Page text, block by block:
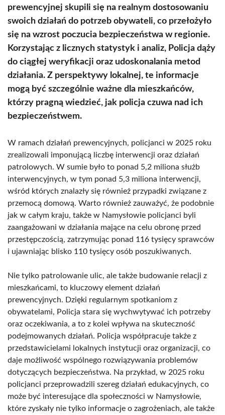
prewencyjnej skupili się na realnym dostosowaniu
swoich działań do potrzeb obywateli, co przełożyło
się na wzrost poczucia bezpieczeństwa w regionie.
Korzystając z licznych statystyk i analiz, Policja dąży
do ciągłej weryfikacji oraz udoskonalania metod
działania. Z perspektywy lokalnej, te informacje
mogą być szczególnie ważne dla mieszkańców,
którzy pragną wiedzieć, jak policja czuwa nad ich
bezpieczeństwem.
W ramach działań prewencyjnych, policjanci w 2025 roku
zrealizowali imponującą liczbę interwencji oraz działań
patrolowych. W sumie było to ponad 5,2 miliona służb
interwencyjnych, w tym ponad 5,3 miliona interwencji,
wśród których znalazły się również przypadki związane z
przemocą domową. Warto również zauważyć, że podobnie
jak w całym kraju, także w Namysłowie policjanci byli
zaangażowani w działania mające na celu obronę przed
przestępczością, zatrzymując ponad 116 tysięcy sprawców
i ujawniając blisko 110 tysięcy osób poszukiwanych.
Nie tylko patrolowanie ulic, ale także budowanie relacji z
mieszkańcami, to kluczowy element działań
prewencyjnych. Dzięki regularnym spotkaniom z
obywatelami, Policja stara się wychwytywać ich potrzeby
oraz oczekiwania, a to z kolei wpływa na skuteczność
podejmowanych działań. Policja współpracuje także z
przedstawicielami lokalnych instytucji oraz organizacji, co
daje możliwość wspólnego rozwiązywania problemów
dotyczących bezpieczeństwa. Na przykład, w 2025 roku
policjanci przeprowadzili szereg działań edukacyjnych, co
może być interesujące dla społeczności w Namysłowie,
które zyskały nie tylko informacje o zagrożeniach, ale także